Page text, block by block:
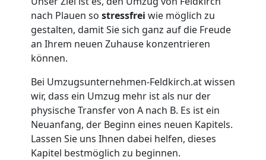
nach Plauen so stressfrei wie möglich zu
gestalten, damit Sie sich ganz auf die Freude
an Ihrem neuen Zuhause konzentrieren
können.
Bei Umzugsunternehmen-Feldkirch.at wissen
wir, dass ein Umzug mehr ist als nur der
physische Transfer von A nach B. Es ist ein
Neuanfang, der Beginn eines neuen Kapitels.
Lassen Sie uns Ihnen dabei helfen, dieses
Kapitel bestmöglich zu beginnen.
Feldkirch
Umzug
für
Senioren